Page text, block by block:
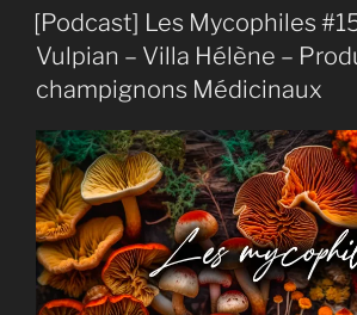
Complet
sur
la
Culture
Mycologique
Stérile
:
Éviter
la
Contamination
des
[Podcast] Les Mycophiles
Vulpian – Villa Hélène –
champignons Médicinaux